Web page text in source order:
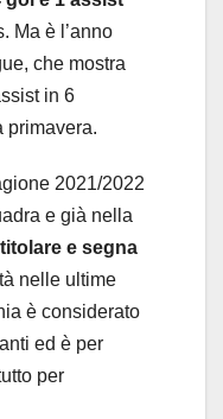
Ma è l’anno
che mostra
in 6
primavera.
2021/2022
e già nella
e segna
nelle ultime
è considerato
ed è per
per